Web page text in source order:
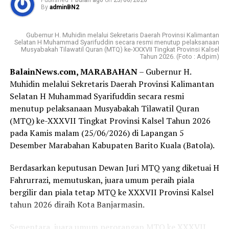
produktivitas jagung,” harap Gubernur Kalsel h.
Mengakhiri sambutannya, Gubernur H. Muhidin
mengajak untuk terus merangkul petani.
“Ayo, kita terus merangkul petani, membantu mereka,
memberdayakan mereka, dan bekerja bersama dengan
petani, demi mewujudkan swasembada dan kemandirian
pangan di Kalimantan Selatan,” tutup Gubernur Kalsel,
H. Muhidin.
Sebelumnya, Kapolda Kalsel, Irjen. Pol. Rosyanto Yudha
Hermawan menyampaikan ungkapan terimakasih
kepada Gubernur Kalsel, H. Muhidin, karena telah
mendukung penuh Program Nasional Presiden RI
terkait Swasembada Pangan dengan banyak
memberikan bantuan untuk sentra jagung ini.
Lebih lanjut,Gubernur H. Muhidin juga menyampaikan
Selatan beserta seluruh panitia yang telah bekerja keras
menyelenggarakan Festival Bamboo Rafting 2026
sehingga kembali menjadi daya tarik wisata yang
dinantikan masyarakat maupun wisatawan.
“Apresiasi yang setinggi-tingginya patut diberikan
kepada Bupati Hulu Sungai Selatan beserta seluruh
jajaran yang telah bekerja keras menyelenggarakan
festival ini. Festival Bamboo Rafting menjadi momentum
berharga bagi kita semua,” katanya.
Menurut orang nomor satu di Kalsel itu, Festival
Bamboo Rafting bukan sekadar agenda seremonial,
tetapi merupakan upaya nyata melestarikan tradisi
masyarakat Loksado sekaligus memperkenalkan pesona
By adminBN2
Gubernur H. Muhidin melalui Sekretaris Daerah Provinsi Kalimantan
Selatan H Muhammad Syarifuddin secara resmi menutup pelaksanaan
Musyabakah Tilawatil Quran (MTQ) ke-XXXVII Tingkat Provinsi Kalsel
Tahun 2026. (Foto : Adpim)
BalainNews.com, MARABAHAN– Gubernur H.
Muhidin melalui Sekretaris Daerah Provinsi Kalimantan
Selatan H Muhammad Syarifuddin secara resmi
menutup pelaksanaan Musyabakah Tilawatil Quran
(MTQ) ke-XXXVII Tingkat Provinsi Kalsel Tahun 2026
pada Kamis malam (25/06/2026) di Lapangan 5
Desember Marabahan Kabupaten Barito Kuala (Batola).
Berdasarkan keputusan Dewan Juri MTQ yang diketuai H
Fahrurrazi, memutuskan, juara umum peraih piala
bergilir dan piala tetap MTQ ke XXXVII Provinsi Kalsel
tahun 2026 diraih Kota Banjarmasin.